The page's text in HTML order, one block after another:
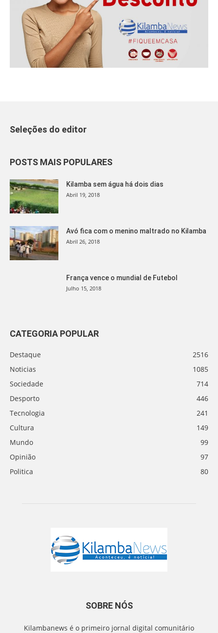
Seleções do editor
POSTS MAIS POPULARES
Kilamba sem água há dois dias
Abril 19, 2018
Avó fica com o menino maltrado no Kilamba
Abril 26, 2018
França vence o mundial de Futebol
Julho 15, 2018
CATEGORIA POPULAR
Destaque
2516
Noticias
1085
Sociedade
714
Desporto
446
Tecnologia
241
Cultura
149
Mundo
99
Opinião
97
Politica
80
SOBRE NÓS
Kilambanews é o primeiro jornal digital comunitário